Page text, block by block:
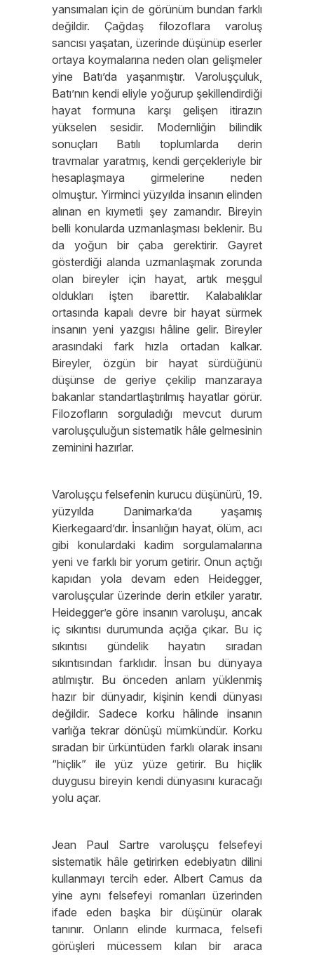
yansımaları için de görünüm bundan farklı
değildir. Çağdaş filozoflara varoluş
sancısı yaşatan, üzerinde düşünüp eserler
ortaya koymalarına neden olan gelişmeler
yine Batı’da yaşanmıştır. Varoluşçuluk,
Batı’nın kendi eliyle yoğurup şekillendirdiği
hayat formuna karşı gelişen itirazın
yükselen sesidir. Modernliğin bilindik
sonuçları Batılı toplumlarda derin
travmalar yaratmış, kendi gerçekleriyle bir
hesaplaşmaya girmelerine neden
olmuştur. Yirminci yüzyılda insanın elinden
alınan en kıymetli şey zamandır. Bireyin
belli konularda uzmanlaşması beklenir. Bu
da yoğun bir çaba gerektirir. Gayret
gösterdiği alanda uzmanlaşmak zorunda
olan bireyler için hayat, artık meşgul
oldukları işten ibarettir. Kalabalıklar
ortasında kapalı devre bir hayat sürmek
insanın yeni yazgısı hâline gelir. Bireyler
arasındaki fark hızla ortadan kalkar.
Bireyler, özgün bir hayat sürdüğünü
düşünse de geriye çekilip manzaraya
bakanlar standartlaştırılmış hayatlar görür.
Filozofların sorguladığı mevcut durum
varoluşçuluğun sistematik hâle gelmesinin
zeminini hazırlar.
Varoluşçu felsefenin kurucu düşünürü, 19.
yüzyılda Danimarka’da yaşamış
Kierkegaard’dır. İnsanlığın hayat, ölüm, acı
gibi konulardaki kadim sorgulamalarına
yeni ve farklı bir yorum getirir. Onun açtığı
kapıdan yola devam eden Heidegger,
varoluşçular üzerinde derin etkiler yaratır.
Heidegger’e göre insanın varoluşu, ancak
iç sıkıntısı durumunda açığa çıkar. Bu iç
sıkıntısı gündelik hayatın sıradan
sıkıntısından farklıdır. İnsan bu dünyaya
atılmıştır. Bu önceden anlam yüklenmiş
hazır bir dünyadır, kişinin kendi dünyası
değildir. Sadece korku hâlinde insanın
varlığa tekrar dönüşü mümkündür. Korku
sıradan bir ürküntüden farklı olarak insanı
“hiçlik” ile yüz yüze getirir. Bu hiçlik
duygusu bireyin kendi dünyasını kuracağı
yolu açar.
Jean Paul Sartre varoluşçu felsefeyi
sistematik hâle getirirken edebiyatın dilini
kullanmayı tercih eder. Albert Camus da
yine aynı felsefeyi romanları üzerinden
ifade eden başka bir düşünür olarak
tanınır. Onların elinde kurmaca, felsefi
görüşleri mücessem kılan bir araca